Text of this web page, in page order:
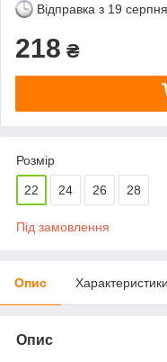
Відправка з 19
218 ₴
Розмір
22 24 26 28
Під замовлення
Опис Характеристики
Опис